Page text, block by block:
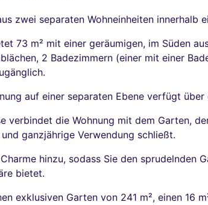
zwei separaten Wohneinheiten
73 m² mit einer geräumigen, im Süden
2 Badezimmern (einer mit einer
auf einer separaten Ebene verfügt
verbindet die Wohnung mit dem Garten,
ganzjährige Verwendung schließt.
hinzu, sodass Sie den sprudelnden
bietet.
exklusiven Garten von 241 m², einen 16